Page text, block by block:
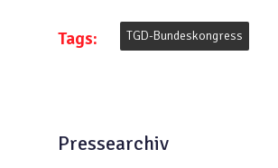
Tags: TGD-Bundeskongress
Pressearchiv